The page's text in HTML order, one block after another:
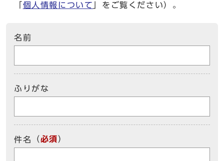
「個人情報について 」をご覧ください）。
名前
ふりがな
件名 （必須）